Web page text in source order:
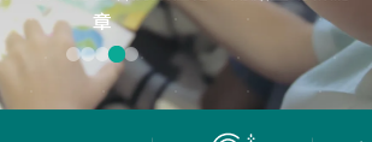
能力
章